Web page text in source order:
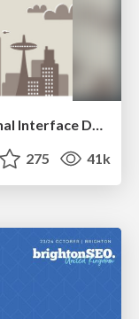
Learning to Love Humans: Emotional Interface Design
275 41k